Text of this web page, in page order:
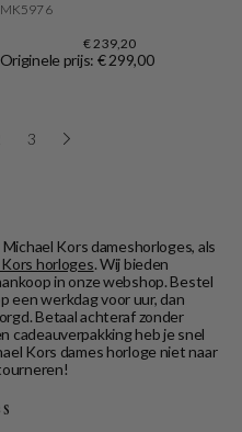
MK5976
€ 239,20
Originele prijs: € 299,00
3
Kors dameshorloges, als
horloges. Wij bieden
in onze webshop. Bestel
een werkdag voor uur, dan
Betaal achteraf zonder
cadeauverpakking heb je snel
Kors dames horloge niet naar